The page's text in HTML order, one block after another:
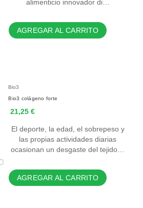
alimenticio innovador di…
AGREGAR AL CARRITO
Bio3
Bio3 colágeno forte
21,25 €
El deporte, la edad, el sobrepeso y
las propias actividades diarias
ocasionan un desgaste del tejido…
AGREGAR AL CARRITO